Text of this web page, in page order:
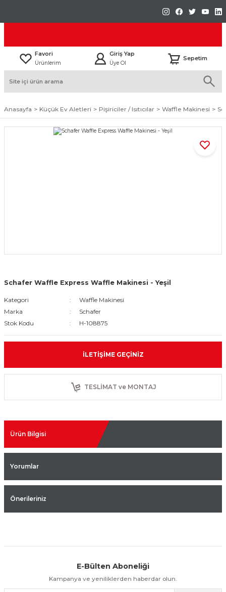
Favori
Ürünlerim
Giriş Yap
Üye Ol
Sepetim
Anasayfa Küçük Ev Aletleri Pişiriciler / Isıtıcılar Waffle Makinesi
Schafer Waffle Express Waffle Makinesi - Yeşil
Kategori
Waffle Makinesi
Marka
Schafer
Stok Kodu
H-108875
İLETIŞIME GEÇINIZ
TESLİMAT ve MONTAJ
Ürün Bilgisi
Yorumlar
Önerileriniz
Kolay İade & Değişim Güvenli Alışveriş
E-Bülten Aboneliği
Kampanya ve yeniliklerden haberdar olun.